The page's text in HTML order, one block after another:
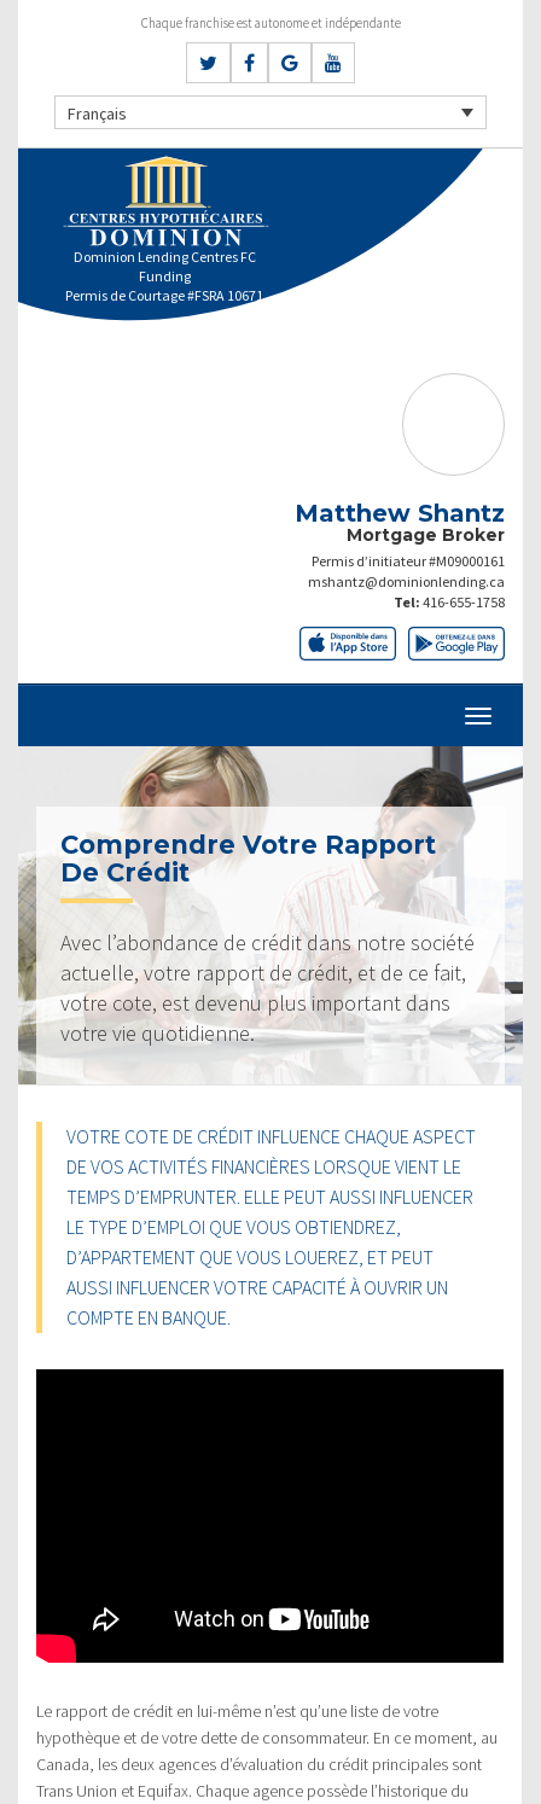
Chaque franchise est autonome et indépendante
Français
Dominion Lending Centres FC
Funding
Permis de Courtage #FSRA 10671
Matthew Shantz
Mortgage Broker
Permis d’initiateur #M09000161
mshantz@dominionlending.ca
Tel: 416-655-1758
Comprendre Votre Rapport
De Crédit
Avec l’abondance de crédit dans notre société
actuelle, votre rapport de crédit, et de ce fait,
votre cote, est devenu plus important dans
votre vie quotidienne.
VOTRE COTE DE CRÉDIT INFLUENCE CHAQUE ASPECT
DE VOS ACTIVITÉS FINANCIÈRES LORSQUE VIENT LE
TEMPS D’EMPRUNTER. ELLE PEUT AUSSI INFLUENCER
LE TYPE D’EMPLOI QUE VOUS OBTIENDREZ,
D’APPARTEMENT QUE VOUS LOUEREZ, ET PEUT
AUSSI INFLUENCER VOTRE CAPACITÉ À OUVRIR UN
COMPTE EN BANQUE.
Le rapport de crédit en lui-même n’est qu’une liste de votre
hypothèque et de votre dette de consommateur. En ce moment, au
Canada, les deux agences d’évaluation du crédit principales sont
Trans Union et Equifax. Chaque agence possède l’historique du